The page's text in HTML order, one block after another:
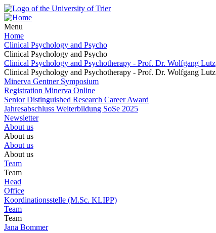
Menu
Home
Clinical Psychology and Psycho
Clinical Psychology and Psycho
Clinical Psychology and Psychotherapy - Prof. Dr. Wolfgang Lutz
Clinical Psychology and Psychotherapy - Prof. Dr. Wolfgang Lutz
Minerva Gentner Symposium
Registration Minerva Online
Senior Distinguished Research Career Award
Jahresabschluss Weiterbildung SoSe 2025
Newsletter
About us
About us
About us
About us
Team
Team
Head
Office
Koordinationsstelle (M.Sc. KLIPP)
Team
Team
Jana Bommer